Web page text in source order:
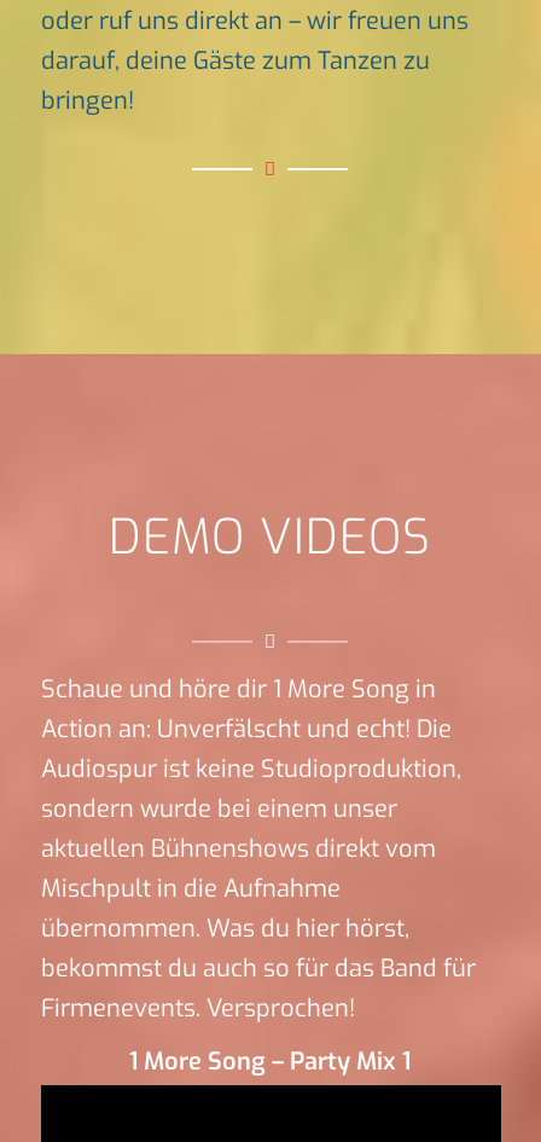
oder ruf uns direkt an – wir freuen uns
darauf, deine Gäste zum Tanzen zu
bringen!
DEMO VIDEOS
Schaue und höre dir 1 More Song in
Action an: Unverfälscht und echt! Die
Audiospur ist keine Studioproduktion,
sondern wurde bei einem unser
aktuellen Bühnenshows direkt vom
Mischpult in die Aufnahme
übernommen. Was du hier hörst,
bekommst du auch so für das Band für
Firmenevents. Versprochen!
1 More Song – Party Mix 1